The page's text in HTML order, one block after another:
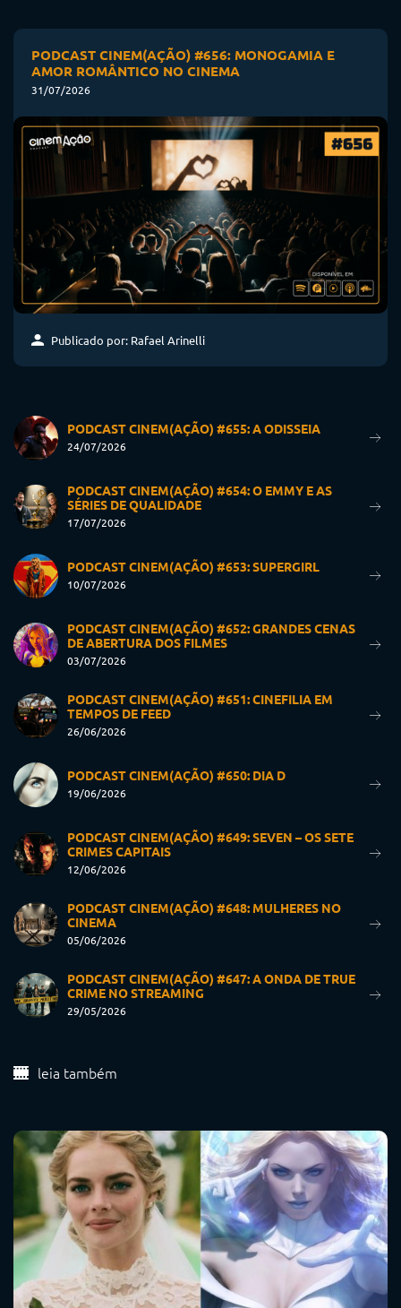
PODCAST CINEM(AÇÃO) #656: MONOGAMIA E
AMOR ROMÂNTICO NO CINEMA
31/07/2026
Publicado por: Rafael Arinelli
PODCAST CINEM(AÇÃO) #655: A ODISSEIA
24/07/2026
PODCAST CINEM(AÇÃO) #654: O EMMY E AS
SÉRIES DE QUALIDADE
17/07/2026
PODCAST CINEM(AÇÃO) #653: SUPERGIRL
10/07/2026
PODCAST CINEM(AÇÃO) #652: GRANDES CENAS
DE ABERTURA DOS FILMES
03/07/2026
PODCAST CINEM(AÇÃO) #651: CINEFILIA EM
TEMPOS DE FEED
26/06/2026
PODCAST CINEM(AÇÃO) #650: DIA D
19/06/2026
PODCAST CINEM(AÇÃO) #649: SEVEN – OS SETE
CRIMES CAPITAIS
12/06/2026
PODCAST CINEM(AÇÃO) #648: MULHERES NO
CINEMA
05/06/2026
PODCAST CINEM(AÇÃO) #647: A ONDA DE TRUE
CRIME NO STREAMING
29/05/2026
leia também